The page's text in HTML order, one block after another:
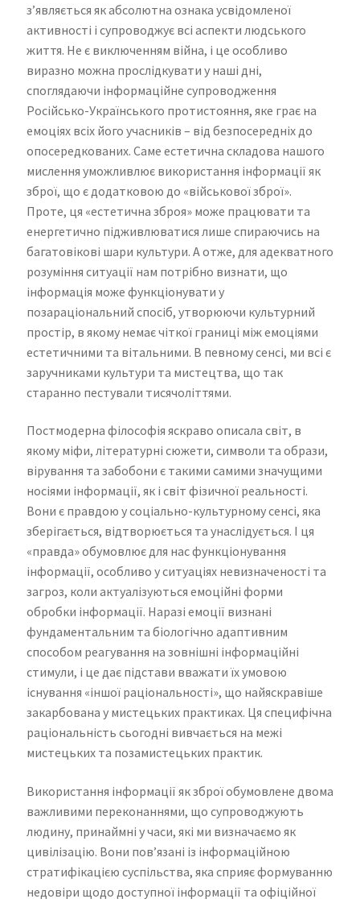
з’являється як абсолютна ознака усвідомленої
активності і супроводжує всі аспекти людського
життя. Не є виключенням війна, і це особливо
виразно можна прослідкувати у наші дні,
споглядаючи інформаційне супроводження
Російсько-Українського протистояння, яке грає на
емоціях всіх його учасників – від безпосередніх до
опосередкованих. Саме естетична складова нашого
мислення уможливлює використання інформації як
зброї, що є додатковою до «військової зброї».
Проте, ця «естетична зброя» може працювати та
енергетично підживлюватися лише спираючись на
багатовікові шари культури. А отже, для адекватного
розуміння ситуації нам потрібно визнати, що
інформація може функціонувати у
позараціональний спосіб, утворюючи культурний
простір, в якому немає чіткої границі між емоціями
естетичними та вітальними. В певному сенсі, ми всі є
заручниками культури та мистецтва, що так
старанно пестували тисячоліттями.
Постмодерна філософія яскраво описала світ, в
якому міфи, літературні сюжети, символи та образи,
вірування та забобони є такими самими значущими
носіями інформації, як і світ фізичної реальності.
Вони є правдою у соціально-культурному сенсі, яка
зберігається, відтворюється та унаслідується. І ця
«правда» обумовлює для нас функціонування
інформації, особливо у ситуаціях невизначеності та
загроз, коли актуалізуються емоційні форми
обробки інформації. Наразі емоції визнані
фундаментальним та біологічно адаптивним
способом реагування на зовнішні інформаційні
стимули, і це дає підстави вважати їх умовою
існування «іншої раціональності», що найяскравіше
закарбована у мистецьких практиках. Ця специфічна
раціональність сьогодні вивчається на межі
мистецьких та позамистецьких практик.
Використання інформації як зброї обумовлене двома
важливими переконаннями, що супроводжують
людину, принаймні у часи, які ми визначаємо як
цивілізацію. Вони пов’язані із інформаційною
стратифікацією суспільства, яка сприяє формуванню
недовіри щодо доступної інформації та офіційної